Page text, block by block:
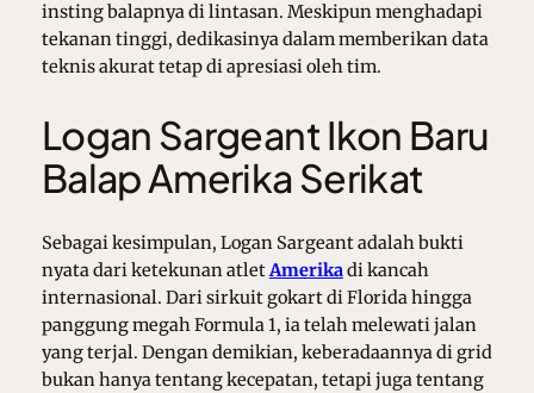
insting balapnya di lintasan. Meskipun menghadapi
tekanan tinggi, dedikasinya dalam memberikan data
teknis akurat tetap di apresiasi oleh tim.
Logan Sargeant Ikon Baru
Balap Amerika Serikat
Sebagai kesimpulan, Logan Sargeant adalah bukti
nyata dari ketekunan atletAmerikadi kancah
internasional. Dari sirkuit gokart di Florida hingga
panggung megah Formula 1, ia telah melewati jalan
yang terjal. Dengan demikian, keberadaannya di grid
bukan hanya tentang kecepatan, tetapi juga tentang